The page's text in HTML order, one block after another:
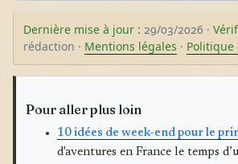
Dernière mise à jour : 29/03/2026 ·
rédaction · Mentions légales ·
Pour aller plus loin
10 idées de week-end pour le
d'aventures en France le temps